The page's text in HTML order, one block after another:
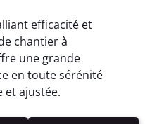
efficacité et
chantier à
une grande
en toute sérénité
et ajustée.